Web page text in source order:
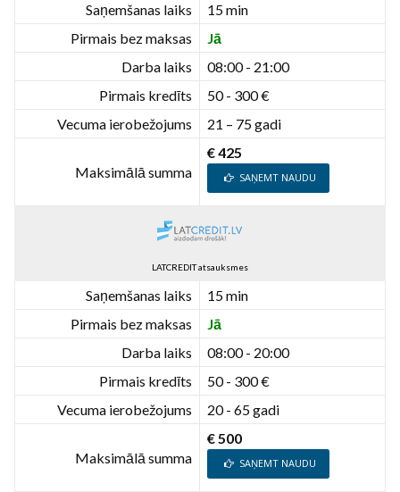
Saņemšanas laiks
15 min
Pirmais bez maksas
Jā
Darba laiks
08:00 - 21:00
Pirmais kredīts
50 - 300 €
Vecuma ierobežojums
21 – 75 gadi
Maksimālā summa
€ 425
SAŅEMT NAUDU
LATCREDIT atsauksmes
Saņemšanas laiks
15 min
Pirmais bez maksas
Jā
Darba laiks
08:00 - 20:00
Pirmais kredīts
50 - 300 €
Vecuma ierobežojums
20 - 65 gadi
Maksimālā summa
€ 500
SAŅEMT NAUDU